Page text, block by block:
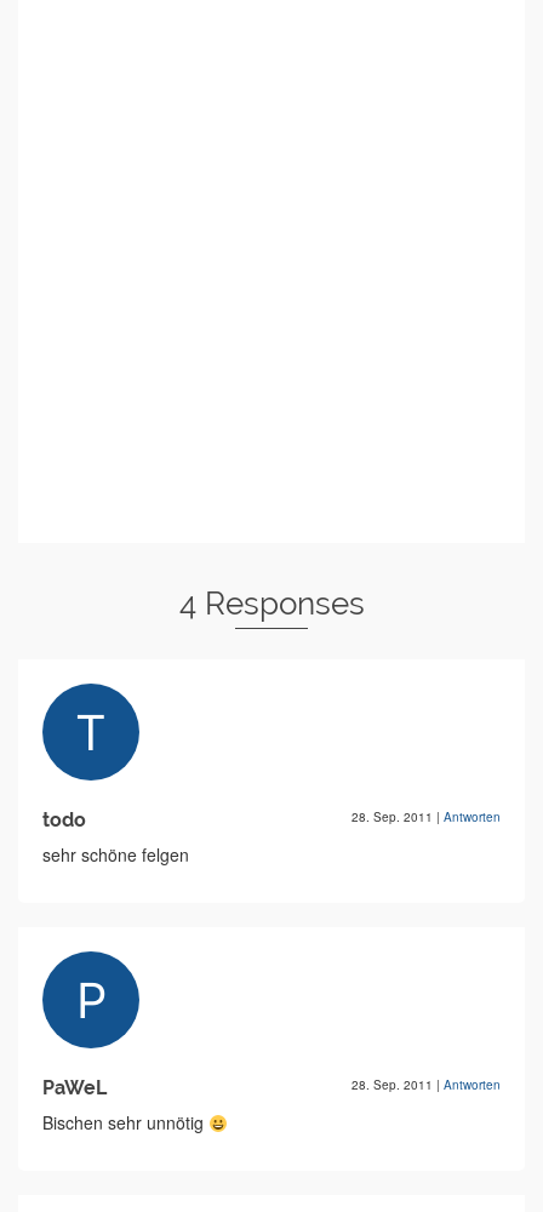
4 Responses
todo 28. Sep. 2011 | Antworten
sehr schöne felgen
PaWeL 28. Sep. 2011 | Antworten
Bischen sehr unnötig